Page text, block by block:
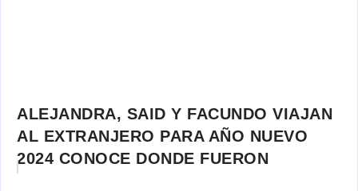
ALEJANDRA, SAID Y FACUNDO VIAJAN
AL EXTRANJERO PARA AÑO NUEVO
2024 CONOCE DONDE FUERON